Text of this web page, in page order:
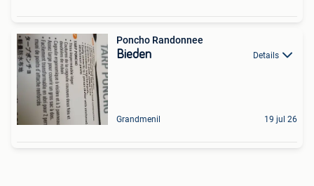
Poncho Randonnee
Bieden Details
Grandmenil 19 jul 26